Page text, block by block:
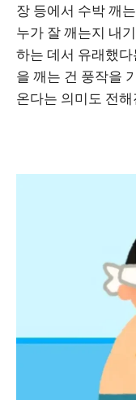
장 등에서 수박 깨
누가 잘 깨는지 내
하는 데서 유래했
을 깨는 건 풍작을
온다는 의미도 전